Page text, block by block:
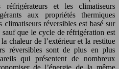
réfrigérateurs et les climatiseurs
aux propriétés thermiques
réversibles est basé sur
que le cycle de réfrigération est
chaleur de l’extérieur et la restitue
réversibles sont de plus en plus
qui présentent de nombreux
de l’énergie de la même